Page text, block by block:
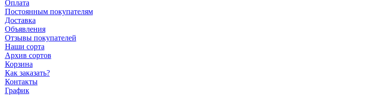
Оплата
Постоянным покупателям
Доставка
Объявления
Отзывы покупателей
Наши сорта
Архив сортов
Корзина
Как заказать?
Контакты
График